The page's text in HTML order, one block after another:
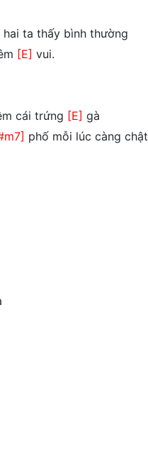
hai ta thấy bình thường
[E] vui.
cái trứng [E] gà
phố mỗi lúc càng chật